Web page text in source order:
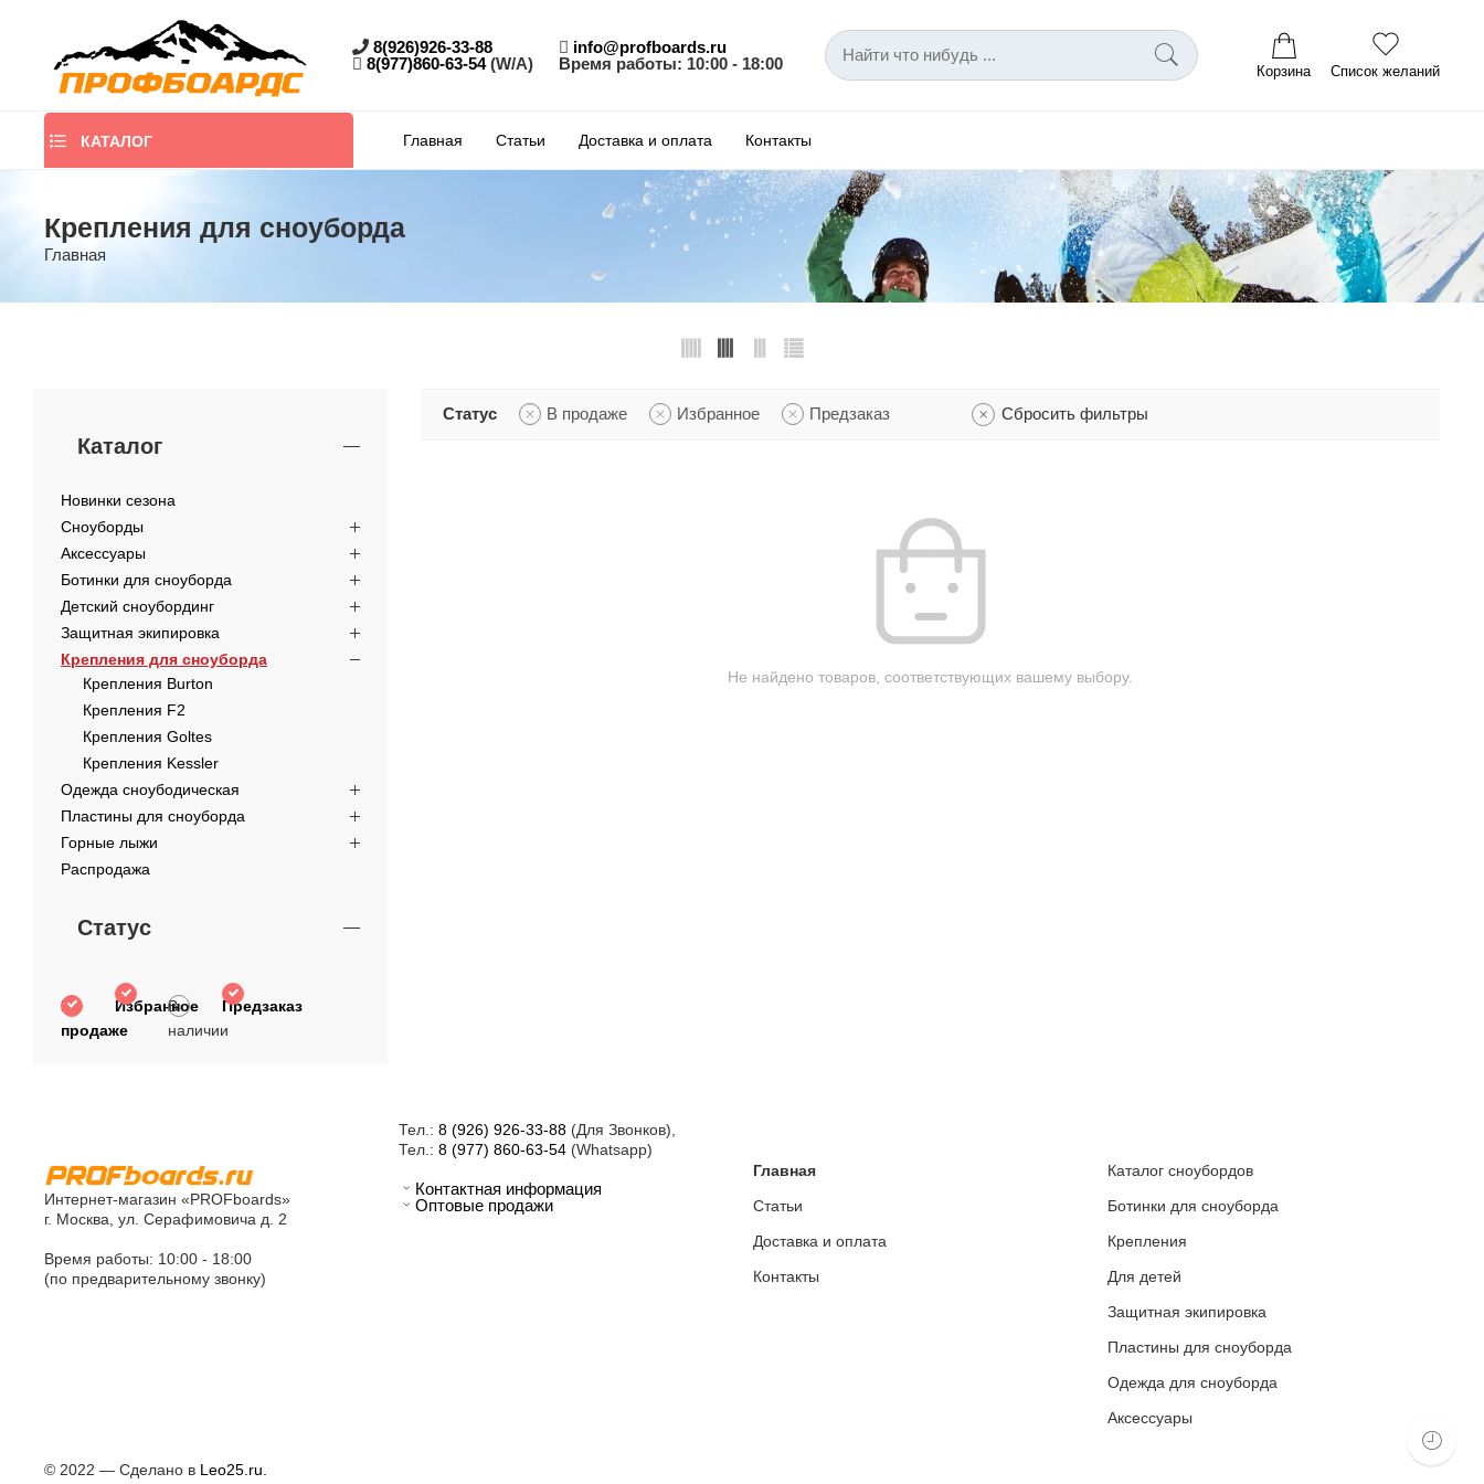
8(926)926-33-88
8(977)860-63-54(W/A)
info@profboards.ru
Время работы: 10:00 - 18:00
Корзина Список желаний
КАТАЛОГ Главная Статьи Доставка и оплата Контакты
Крепления для сноуборда
Главная
Статус В продаже Избранное Предзаказ Сбросить фильтры
Не найдено товаров, соответствующих вашему выбору.
Каталог
Новинки сезона
Сноуборды
Аксессуары
Ботинки для сноуборда
Детский сноубординг
Защитная экипировка
Крепления для сноуборда
Крепления Burton
Крепления F2
Крепления Goltes
Крепления Kessler
Одежда сноубодическая
Пластины для сноуборда
Горные лыжи
Распродажа
Статус
В
продаже
Избранное
В
наличии
Предзаказ
Интернет-магазин «PROFboards»
г. Москва, ул. Серафимовича д. 2
Время работы: 10:00 - 18:00
(по предварительному звонку)
Тел.: 8 (926) 926-33-88 (Для Звонков),
Тел.: 8 (977) 860-63-54 (Whatsapp)
Контактная информация
Оптовые продажи
Главная
Статьи
Доставка и оплата
Контакты
Каталог сноубордов
Ботинки для сноуборда
Крепления
Для детей
Защитная экипировка
Пластины для сноуборда
Одежда для сноуборда
Аксессуары
© 2022 — Сделано в Leo25.ru.